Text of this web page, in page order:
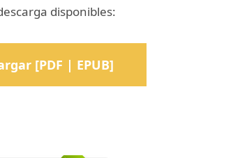
disponibles:
[PDF | EPUB]